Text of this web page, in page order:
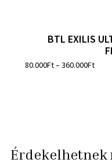
BTL EXILIS
80.000Ft–360.000Ft
Érdekelhetnek